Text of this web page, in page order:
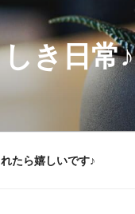
き日常♪
たら嬉しいです♪